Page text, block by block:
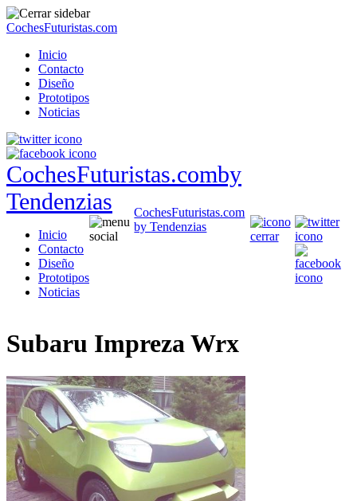
CochesFuturistas.com
Inicio
Contacto
Diseño
Prototipos
Noticias
CochesFuturistas.comby
Tendenzias
Inicio
Contacto
Diseño
Prototipos
Noticias
CochesFuturistas.com
by Tendenzias
Subaru Impreza Wrx